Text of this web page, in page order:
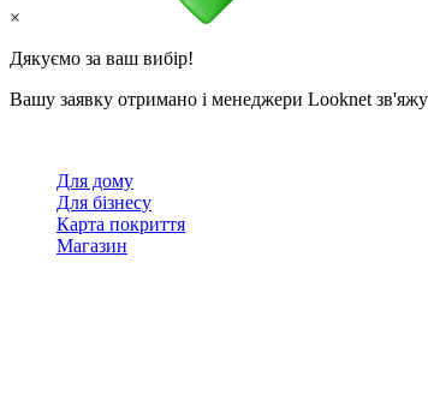
×
Дякуємо за ваш вибір!
Вашу заявку отримано і менеджери Looknet
Для дому
Для бізнесу
Карта покриття
Магазин